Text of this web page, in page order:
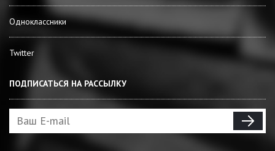
Одноклассники
Twitter
ПОДПИСАТЬСЯ НА РАССЫЛКУ